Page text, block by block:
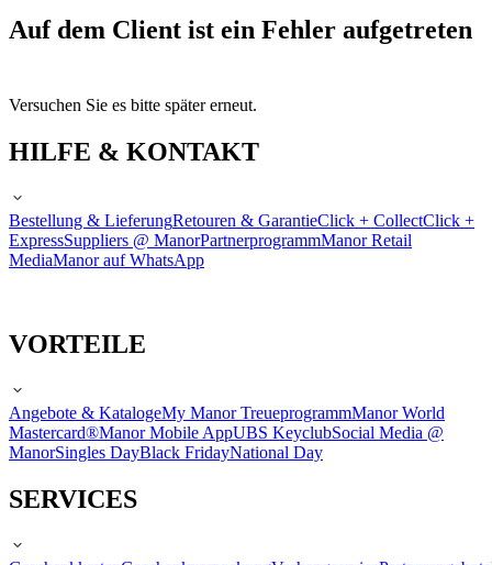
Auf dem Client ist ein Fehler aufgetreten
Versuchen Sie es bitte später erneut.
HILFE & KONTAKT
Bestellung & LieferungRetouren & GarantieClick + CollectClick +
ExpressSuppliers @ ManorPartnerprogrammManor Retail
MediaManor auf WhatsApp
VORTEILE
Angebote & KatalogeMy Manor TreueprogrammManor World
Mastercard®Manor Mobile AppUBS KeyclubSocial Media @
ManorSingles DayBlack FridayNational Day
SERVICES